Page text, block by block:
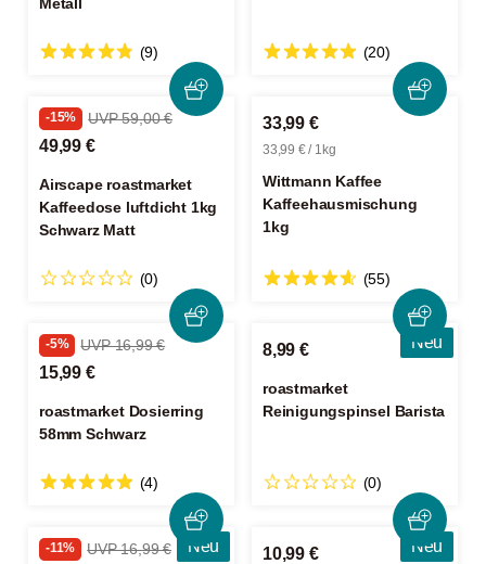
(9) (20)
-15% UVP 59,00 €
49,99 €
Airscape roastmarket
Kaffeedose luftdicht 1kg
Schwarz Matt
(0)
33,99 €
33,99 € / 1kg
Wittmann Kaffee
Kaffeehausmischung
1kg
(55)
-5% UVP 16,99 €
15,99 €
roastmarket Dosierring
58mm Schwarz
(4)
Neu
8,99 €
roastmarket
Reinigungspinsel Barista
(0)
Neu
-11% UVP 16,99 € Neu
10,99 €